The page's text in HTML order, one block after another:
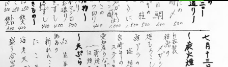
メインメ
ン
テ
ン
ツ
へ
ス